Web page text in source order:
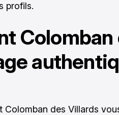
profils.
Colomban
des Villards